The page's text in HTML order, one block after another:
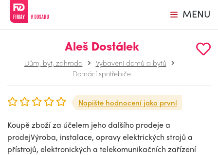
MENU
Aleš Dostálek
Dům, byt, zahrada
Vybavení domů a bytů
Domácí spotřebiče
Napište hodnocení jako první
Koupě zboží za účelem jeho dalšího prodeje a
prodejVýroba, instalace, opravy elektrických strojů a
přístrojů, elektronických a telekomunikačních zařízení